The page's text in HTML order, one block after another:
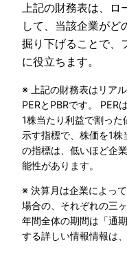
上記の財務表は、ロ
して、当該企業がど
掘り下げることで、
に役立ちます。
※ 上記の財務表はリア
PERとPBRです。 PER
1株当たり利益で割った
示す指標で、株価を1株
の指標は、低いほど企
能性があります。
※ 決算月は企業によっ
場合の、それぞれの三
年間全体の期間は「通
する詳しい情報情報は、